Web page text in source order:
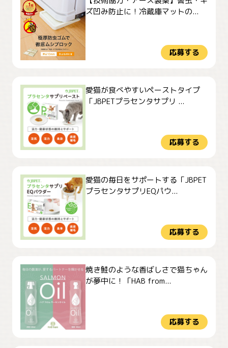
ズ凹み防止に！冷蔵庫マットの...
応募する
愛猫が食べやすいペーストタイプ
「JBPETプラセンタサプリ ...
応募する
愛猫の毎日をサポートする「JBPET
プラセンタサプリEQパウ...
応募する
焼き鮭のような香ばしさで猫ちゃん
が夢中に！「HAB from...
応募する